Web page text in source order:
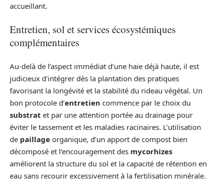
accueillant.
Entretien, sol et services écosystémiques
complémentaires
Au-delà de l’aspect immédiat d’une haie déjà haute, il est
judicieux d’intégrer dès la plantation des pratiques
favorisant la longévité et la stabilité du rideau végétal. Un
bon protocole d’entretien commence par le choix du
substrat et par une attention portée au drainage pour
éviter le tassement et les maladies racinaires. L’utilisation
de paillage organique, d’un apport de compost bien
décomposé et l’encouragement des mycorhizes
améliorent la structure du sol et la capacité de rétention en
eau sans recourir excessivement à la fertilisation minérale.